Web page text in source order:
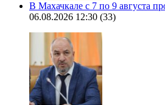
В Махачкале с 7 по 9 августа
06.08.2026 12:30 (33)